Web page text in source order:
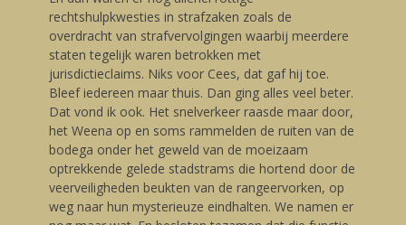
rechtshulpkwesties in strafzaken zoals de
overdracht van strafvervolgingen waarbij meerdere
staten tegelijk waren betrokken met
jurisdictieclaims. Niks voor Cees, dat gaf hij toe.
Bleef iedereen maar thuis. Dan ging alles veel beter.
Dat vond ik ook. Het snelverkeer raasde maar door,
het Weena op en soms rammelden de ruiten van de
bodega onder het geweld van de moeizaam
optrekkende gelede stadstrams die hortend door de
veerveiligheden beukten van de rangeervorken, op
weg naar hun mysterieuze eindhalten. We namen er